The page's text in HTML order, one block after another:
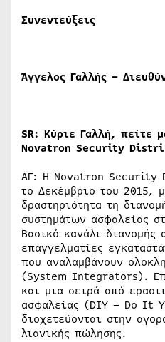
Συνεντεύξεις
Άγγελος Γαλλής –
SR: Κύριε Γαλλή, πείτε
Novatron Security
ΑΓ: Η Novatron Security
το Δεκέμβριο του 2015,
δραστηριότητα τη
συστημάτων ασφαλείας
Βασικό κανάλι διανομής
επαγγελματίες
που αναλαμβάνουν
(System Integrators).
και μια σειρά από
ασφαλείας (DIY – Do It
διοχετεύονται στην
λιανικής πώλησης.